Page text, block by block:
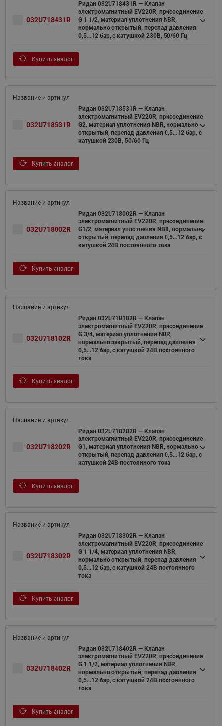
032U718431R
Ридан 032U718431R — Клапан
электромагнитный EV220R, присоединение
G 1 1/2, материал уплотнения NBR,
нормально открытый, перепад давления
0,5…12 бар, с катушкой 230В, 50/60 Гц
Купить аналог
032U718531R
Ридан 032U718531R — Клапан
электромагнитный EV220R, присоединение
G2, материал уплотнения NBR, нормально
открытый, перепад давления 0,5…12 бар, с
катушкой 230В, 50/60 Гц
Купить аналог
032U718002R
Ридан 032U718002R — Клапан
электромагнитный EV220R, присоединение
G1/2, материал уплотнения NBR, нормально
открытый, перепад давления 0,5…12 бар, с
катушкой 24В постоянного тока
Купить аналог
032U718102R
Ридан 032U718102R — Клапан
электромагнитный EV220R, присоединение
G 3/4, материал уплотнения NBR,
нормально закрытый, перепад давления
0,5…12 бар, с катушкой 24В постоянного
тока
Купить аналог
032U718202R
Ридан 032U718202R — Клапан
электромагнитный EV220R, присоединение
G1, материал уплотнения NBR, нормально
открытый, перепад давления 0,5…12 бар, с
катушкой 24В постоянного тока
Купить аналог
032U718302R
Ридан 032U718302R — Клапан
электромагнитный EV220R, присоединение
G 1 1/4, материал уплотнения NBR,
нормально открытый, перепад давления
0,5…12 бар, с катушкой 24В постоянного
тока
Купить аналог
032U718402R
Ридан 032U718402R — Клапан
электромагнитный EV220R, присоединение
G 1 1/2, материал уплотнения NBR,
нормально открытый, перепад давления
0,5…12 бар, с катушкой 24В постоянного
тока
Купить аналог